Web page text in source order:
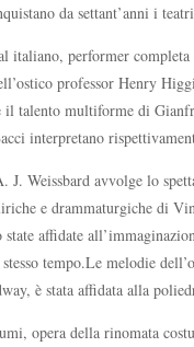
da settant’anni i
italiano, performer
professor Henry
talento multiforme di
interpretano
Weissbard avvolge lo
e drammaturgiche di
affidate
tempo.Le melodie
è stata affidata alla
opera della rinomata